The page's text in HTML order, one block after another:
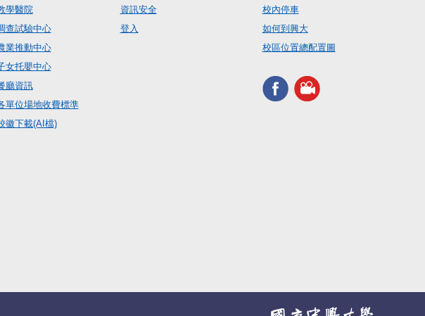
學醫院
查試驗中心
業推動中心
女托嬰中心
廳資訊
單位場地收費標準
徽下載(AI檔)
資訊安全
登入
校內停車
如何到興大
校區位置總配置圖